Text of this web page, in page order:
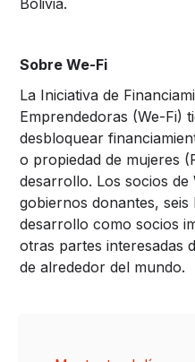
Sobre We-Fi
La Iniciativa de
Emprendedoras (We-Fi)
desbloquear
o propiedad de mujeres
desarrollo. Los socios de
gobiernos donantes,
desarrollo como socios
otras partes interesadas
de alrededor del mundo.